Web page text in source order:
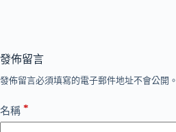
發佈留言
發佈留言必須填寫的電子郵件地址不會公開。
名稱 *